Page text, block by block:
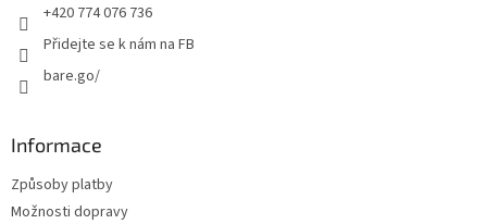
+420 774 076 736
Přidejte se k nám na FB
bare.go/
Informace
Způsoby platby
Možnosti dopravy